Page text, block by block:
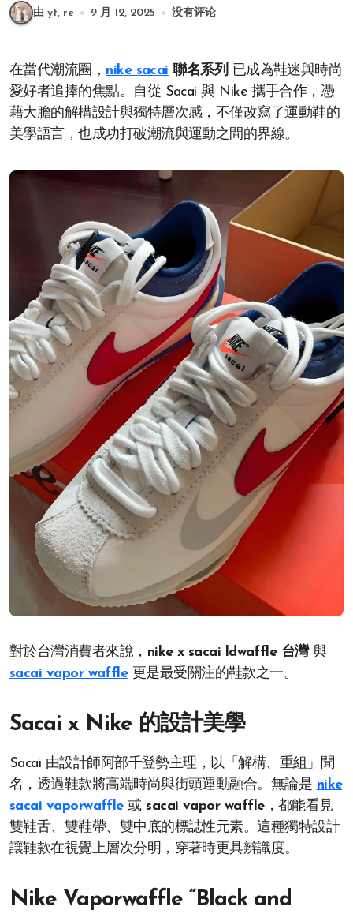
由 yt, re 9 月 12, 2025 没有评论
在當代潮流圈， nike sacai 聯名系列 已成為鞋迷與時尚
愛好者追捧的焦點。自從 Sacai 與 Nike 攜手合作，憑
藉大膽的解構設計與獨特層次感，不僅改寫了運動鞋的
美學語言，也成功打破潮流與運動之間的界線。
對於台灣消費者來說， nike x sacai ldwaffle 台灣與
sacai vapor waffle更是最受關注的鞋款之一。
Sacai x Nike 的設計美學
Sacai 由設計師阿部千登勢主理，以「解構、重組」聞
名，透過鞋款將高端時尚與街頭運動融合。無論是 nike
sacai vaporwaffle或sacai vapor waffle，都能看見
雙鞋舌、雙鞋帶、雙中底的標誌性元素。這種獨特設計
讓鞋款在視覺上層次分明，穿著時更具辨識度。
Nike Vaporwaffle “Black and